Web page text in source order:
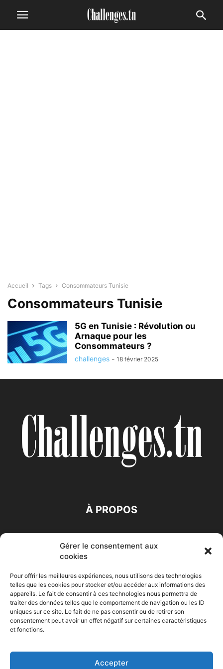
Gérer le consentement aux
cookies
Pour offrir les meilleures expériences, nous utilisons des technologies
telles que les cookies pour stocker et/ou accéder aux informations des
appareils. Le fait de consentir à ces technologies nous permettra de
traiter des données telles que le comportement de navigation ou les ID
uniques sur ce site. Le fait de ne pas consentir ou de retirer son
consentement peut avoir un effet négatif sur certaines caractéristiques
et fonctions.
Accepter
Accueil Tags Consommateurs Tunisie
Consommateurs Tunisie
5G en Tunisie : Révolution ou
Arnaque pour les
Consommateurs ?
challenges - 18 février 2025
À PROPOS
Accueil Economie Entreprises Entrepreneur
Maghreb